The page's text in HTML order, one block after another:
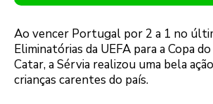
Ao vencer Portugal por 2 a 1 no
Eliminatórias da UEFA para a Copa
Catar, a Sérvia realizou uma bela
crianças carentes do país.